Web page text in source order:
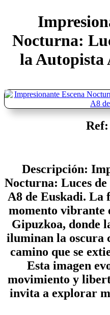
Nocturna:
la Autopista
Ref:
Descripción:
Nocturna: Luces
A8 de Euskadi. La
momento vibrante
Gipuzkoa, donde
iluminan la oscura
camino que se
Esta imagen
movimiento y
invita a explorar